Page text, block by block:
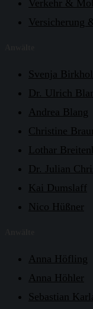
Verkehr &
Versicherung
Svenja
Dr. Ulrich
Andrea Blang
Christine
Lothar
Dr. Julian
Kai Dumslaff
Nico Hüßner
Anna Höfling
Anna Höhler
Sebastian